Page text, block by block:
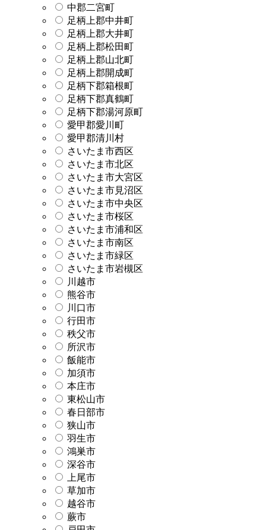
中郡二宮町
足柄上郡中井町
足柄上郡大井町
足柄上郡松田町
足柄上郡山北町
足柄上郡開成町
足柄下郡箱根町
足柄下郡真鶴町
足柄下郡湯河原町
愛甲郡愛川町
愛甲郡清川村
さいたま市西区
さいたま市北区
さいたま市大宮区
さいたま市見沼区
さいたま市中央区
さいたま市桜区
さいたま市浦和区
さいたま市南区
さいたま市緑区
さいたま市岩槻区
川越市
熊谷市
川口市
行田市
秩父市
所沢市
飯能市
加須市
本庄市
東松山市
春日部市
狭山市
羽生市
鴻巣市
深谷市
上尾市
草加市
越谷市
蕨市